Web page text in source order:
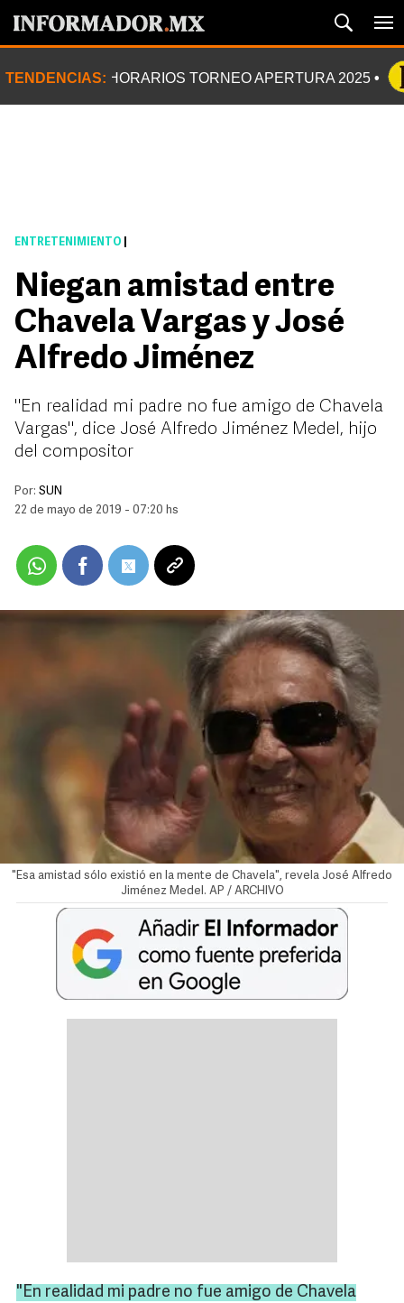
TENDENCIAS: HORARIOS TORNEO APERTURA 2025
ENTRETENIMIENTO
Niegan amistad entre
Chavela Vargas y José
Alfredo Jiménez
"En realidad mi padre no fue amigo de Chavela
Vargas", dice José Alfredo Jiménez Medel, hijo
del compositor
Por: SUN
22 de mayo de 2019 - 07:20 hs
"Esa amistad sólo existió en la mente de Chavela", revela José Alfredo
Jiménez Medel. AP / ARCHIVO
"En realidad mi padre no fue amigo de Chavela